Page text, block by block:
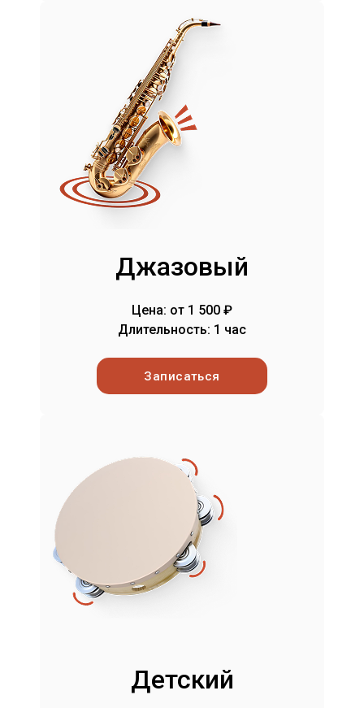
Джазовый
Цена: от 1 500 ₽
Длительность: 1 час
Записаться
Детский